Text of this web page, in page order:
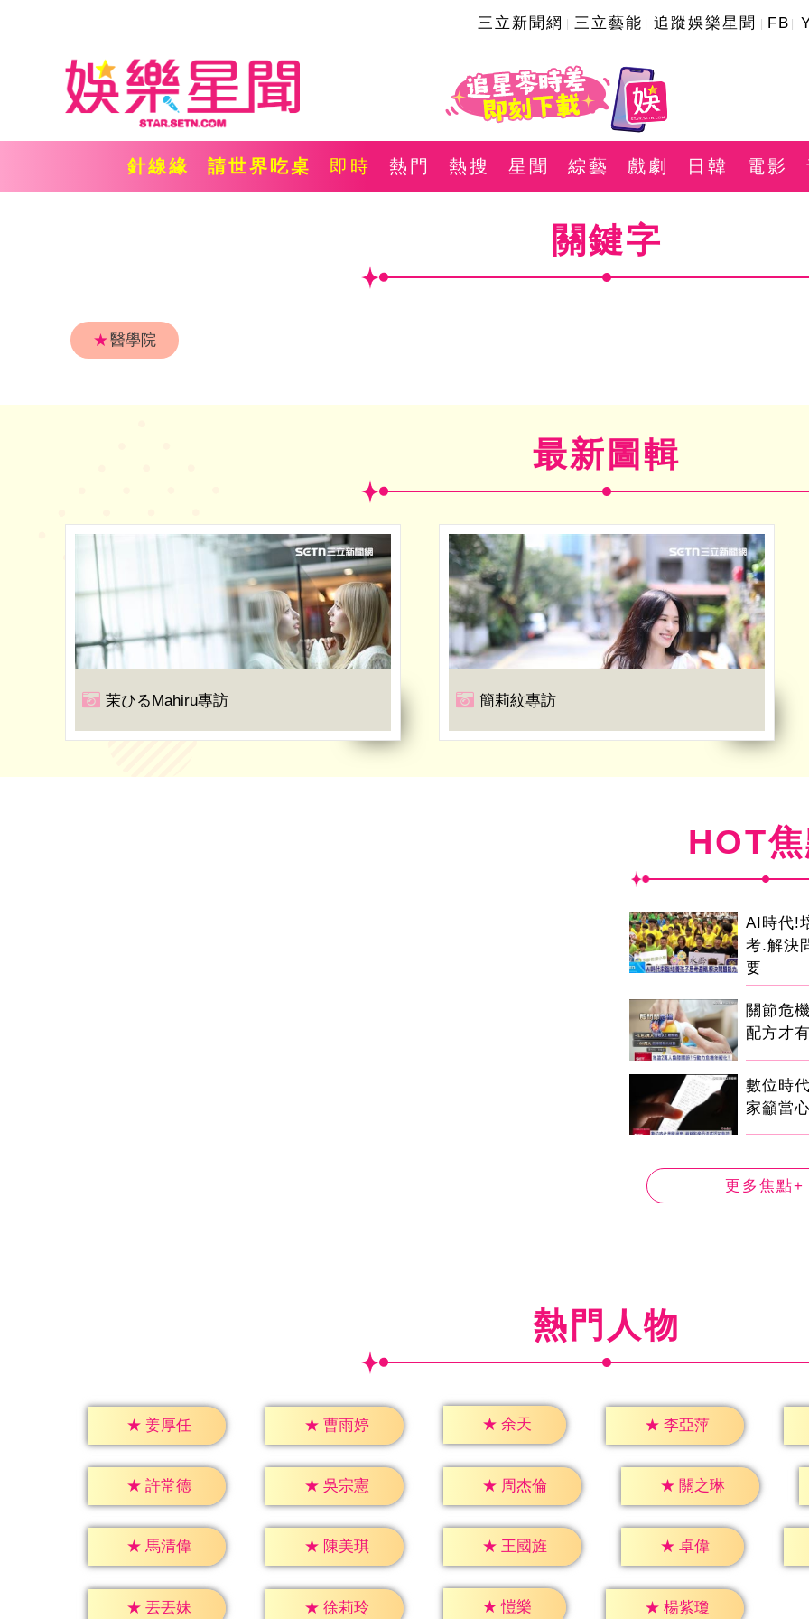
三立新聞網 三立藝能 追蹤娛樂星聞 FB
針線緣 請世界吃桌 即時 熱門 熱搜 星聞 綜藝 戲劇 日韓 電影
關鍵字
★醫學院
最新圖輯
茉ひるMahiru專訪 簡莉紋專訪
HOT
AI時代!
考.解決
要
關節危
配方才
數位時
家籲當
更多焦點+
熱門人物
★ 姜厚任 ★ 曹雨婷 ★ 余天 ★ 李亞萍
★ 許常德 ★ 吳宗憲 ★ 周杰倫 ★ 關之琳
★ 馬清偉 ★ 陳美琪 ★ 王國旌 ★ 卓偉
★ 丟丟妹 ★ 徐莉玲 ★ 愷樂 ★ 楊紫瓊